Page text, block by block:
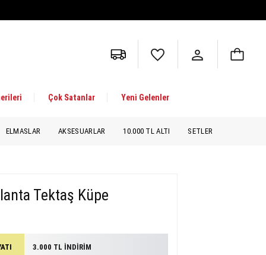
Çok Satanlar Yeni Gelenler
ELMASLAR AKSESUARLAR 10.000 TL ALTI SETLER
Tektaş Küpe
3.000 TL İNDİRİM